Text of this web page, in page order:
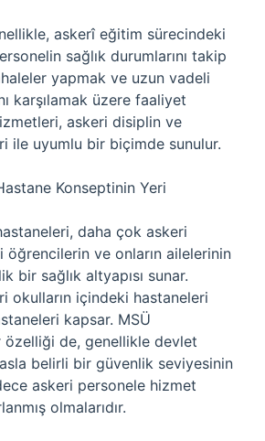
askerî eğitim sürecindeki
sağlık durumlarını takip
yapmak ve uzun vadeli
karşılamak üzere faaliyet
askeri disiplin ve
ile uyumlu bir biçimde sunulur.
Konseptinin Yeri
daha çok askeri
öğrencilerin ve onların ailelerinin
bir sağlık altyapısı sunar.
okulların içindeki hastaneleri
kapsar. MSÜ
özelliği de, genellikle devlet
belirli bir güvenlik seviyesinin
askeri personele hizmet
olmalarıdır.